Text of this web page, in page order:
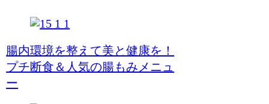
腸内環境を整えて美と健康を！
プチ断食＆人気の腸もみメニュ
ー